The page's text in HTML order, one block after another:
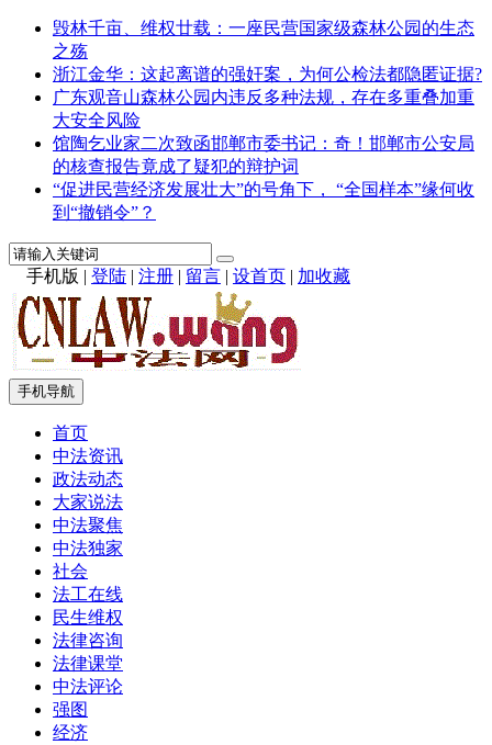
毁林千亩、维权廿载：一座民营国家级森林公园的生态
之殇
浙江金华：这起离谱的强奸案，为何公检法都隐匿证据?
广东观音山森林公园内违反多种法规，存在多重叠加重
大安全风险
馆陶乞业家二次致函邯郸市委书记：奇！邯郸市公安局
的核查报告竟成了疑犯的辩护词
“促进民营经济发展壮大”的号角下， “全国样本”缘何收
到“撤销令”？
手机版 | 登陆 | 注册 | 留言 | 设首页 | 加收藏
手机导航
首页
中法资讯
政法动态
大家说法
中法聚焦
中法独家
社会
法工在线
民生维权
法律咨询
法律课堂
中法评论
强图
经济